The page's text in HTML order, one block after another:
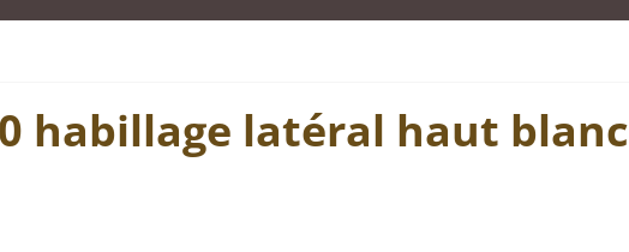
habillage latéral haut blanc